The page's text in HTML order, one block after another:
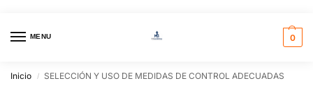
MENU 0
Inicio / SELECCIÓN Y USO DE MEDIDAS DE CONTROL ADECUADAS